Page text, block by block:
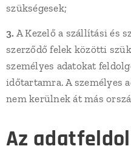
szükségesek;
3. A Kezelő a szállítási és
szerződő felek közötti
személyes adatokat
időtartamra. A személyes
nem kerülnek át más
Az